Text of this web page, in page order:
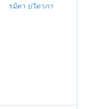
รมิตา ปวิดาภา